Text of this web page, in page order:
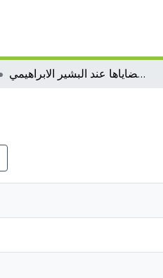
فن الخطابة وقضاياها عند البشير الابراهيمي